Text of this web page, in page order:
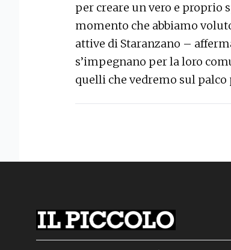
per creare un vero e proprio
momento che abbiamo
attive di Staranzano –
s’impegnano per la loro
quelli che vedremo sul